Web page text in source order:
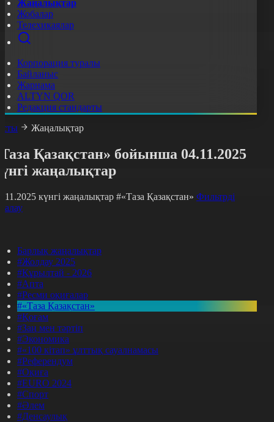
Жаңалықтар
Жобалар
Телехикаялар
Корпорация туралы
Байланыс
Жарнама
ALTYN QOR
Редакция стандарты
Жаңалықтар
Қазақстан» бойынша 04.11.2025
жаңалықтар
күнгі жаңалықтар #«Таза Қазақстан» Фильтрді
Барлық жаңалықтар
#Жолдау 2025
#Құрылтай - 2026
#Апта
#Ресми оқиғалар
#«Таза Қазақстан»
#Қоғам
#Заң мен тәртіп
#Экономика
#«100 кітап» ұлттық сауалнамасы
#Референдум
#Оқиға
#EURO 2024
#Спорт
#Әлем
#Денсаулық